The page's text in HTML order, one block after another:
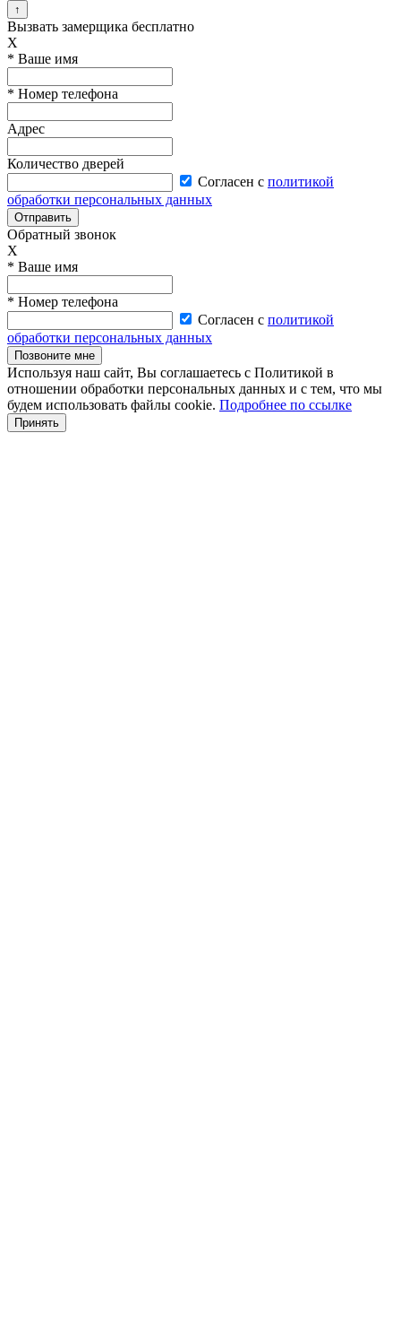
↑
Вызвать замерщика бесплатно
X
* Ваше имя
* Номер телефона
Адрес
Количество дверей
Согласен с политикой
обработки персональных данных
Отправить
Обратный звонок
X
* Ваше имя
* Номер телефона
Согласен с политикой
обработки персональных данных
Позвоните мне
Используя наш сайт, Вы соглашаетесь с Политикой в
отношении обработки персональных данных и с тем, что мы
будем использовать файлы cookie. Подробнее по ссылке
Принять